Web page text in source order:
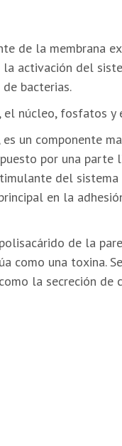
de la membrana
activación del
bacterias.
núcleo, fosfatos y
un componente
por una parte
del
en la
de la
como una toxina.
la secreción de